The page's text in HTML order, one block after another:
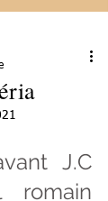
J.C
romain